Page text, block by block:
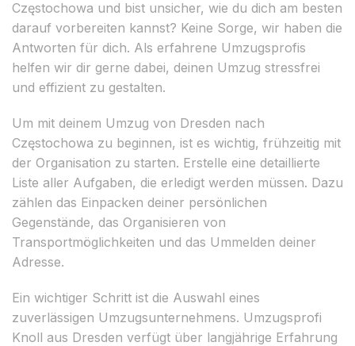
Częstochowa und bist unsicher, wie du dich am besten
darauf vorbereiten kannst? Keine Sorge, wir haben die
Antworten für dich. Als erfahrene Umzugsprofis
helfen wir dir gerne dabei, deinen Umzug stressfrei
und effizient zu gestalten.
Um mit deinem Umzug von Dresden nach
Częstochowa zu beginnen, ist es wichtig, frühzeitig mit
der Organisation zu starten. Erstelle eine detaillierte
Liste aller Aufgaben, die erledigt werden müssen. Dazu
zählen das Einpacken deiner persönlichen
Gegenstände, das Organisieren von
Transportmöglichkeiten und das Ummelden deiner
Adresse.
Ein wichtiger Schritt ist die Auswahl eines
zuverlässigen Umzugsunternehmens. Umzugsprofi
Knoll aus Dresden verfügt über langjährige Erfahrung